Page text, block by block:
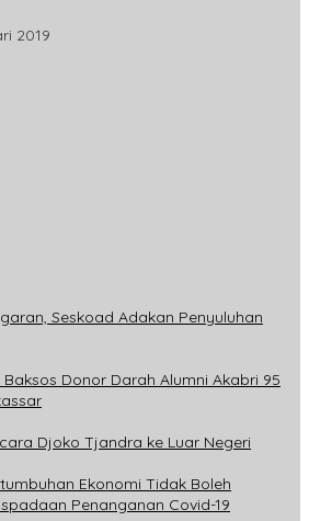
2019
Seskoad Adakan Penyuluhan
Donor Darah Alumni Akabri 95
Djoko Tjandra ke Luar Negeri
Ekonomi Tidak Boleh
Penanganan Covid-19